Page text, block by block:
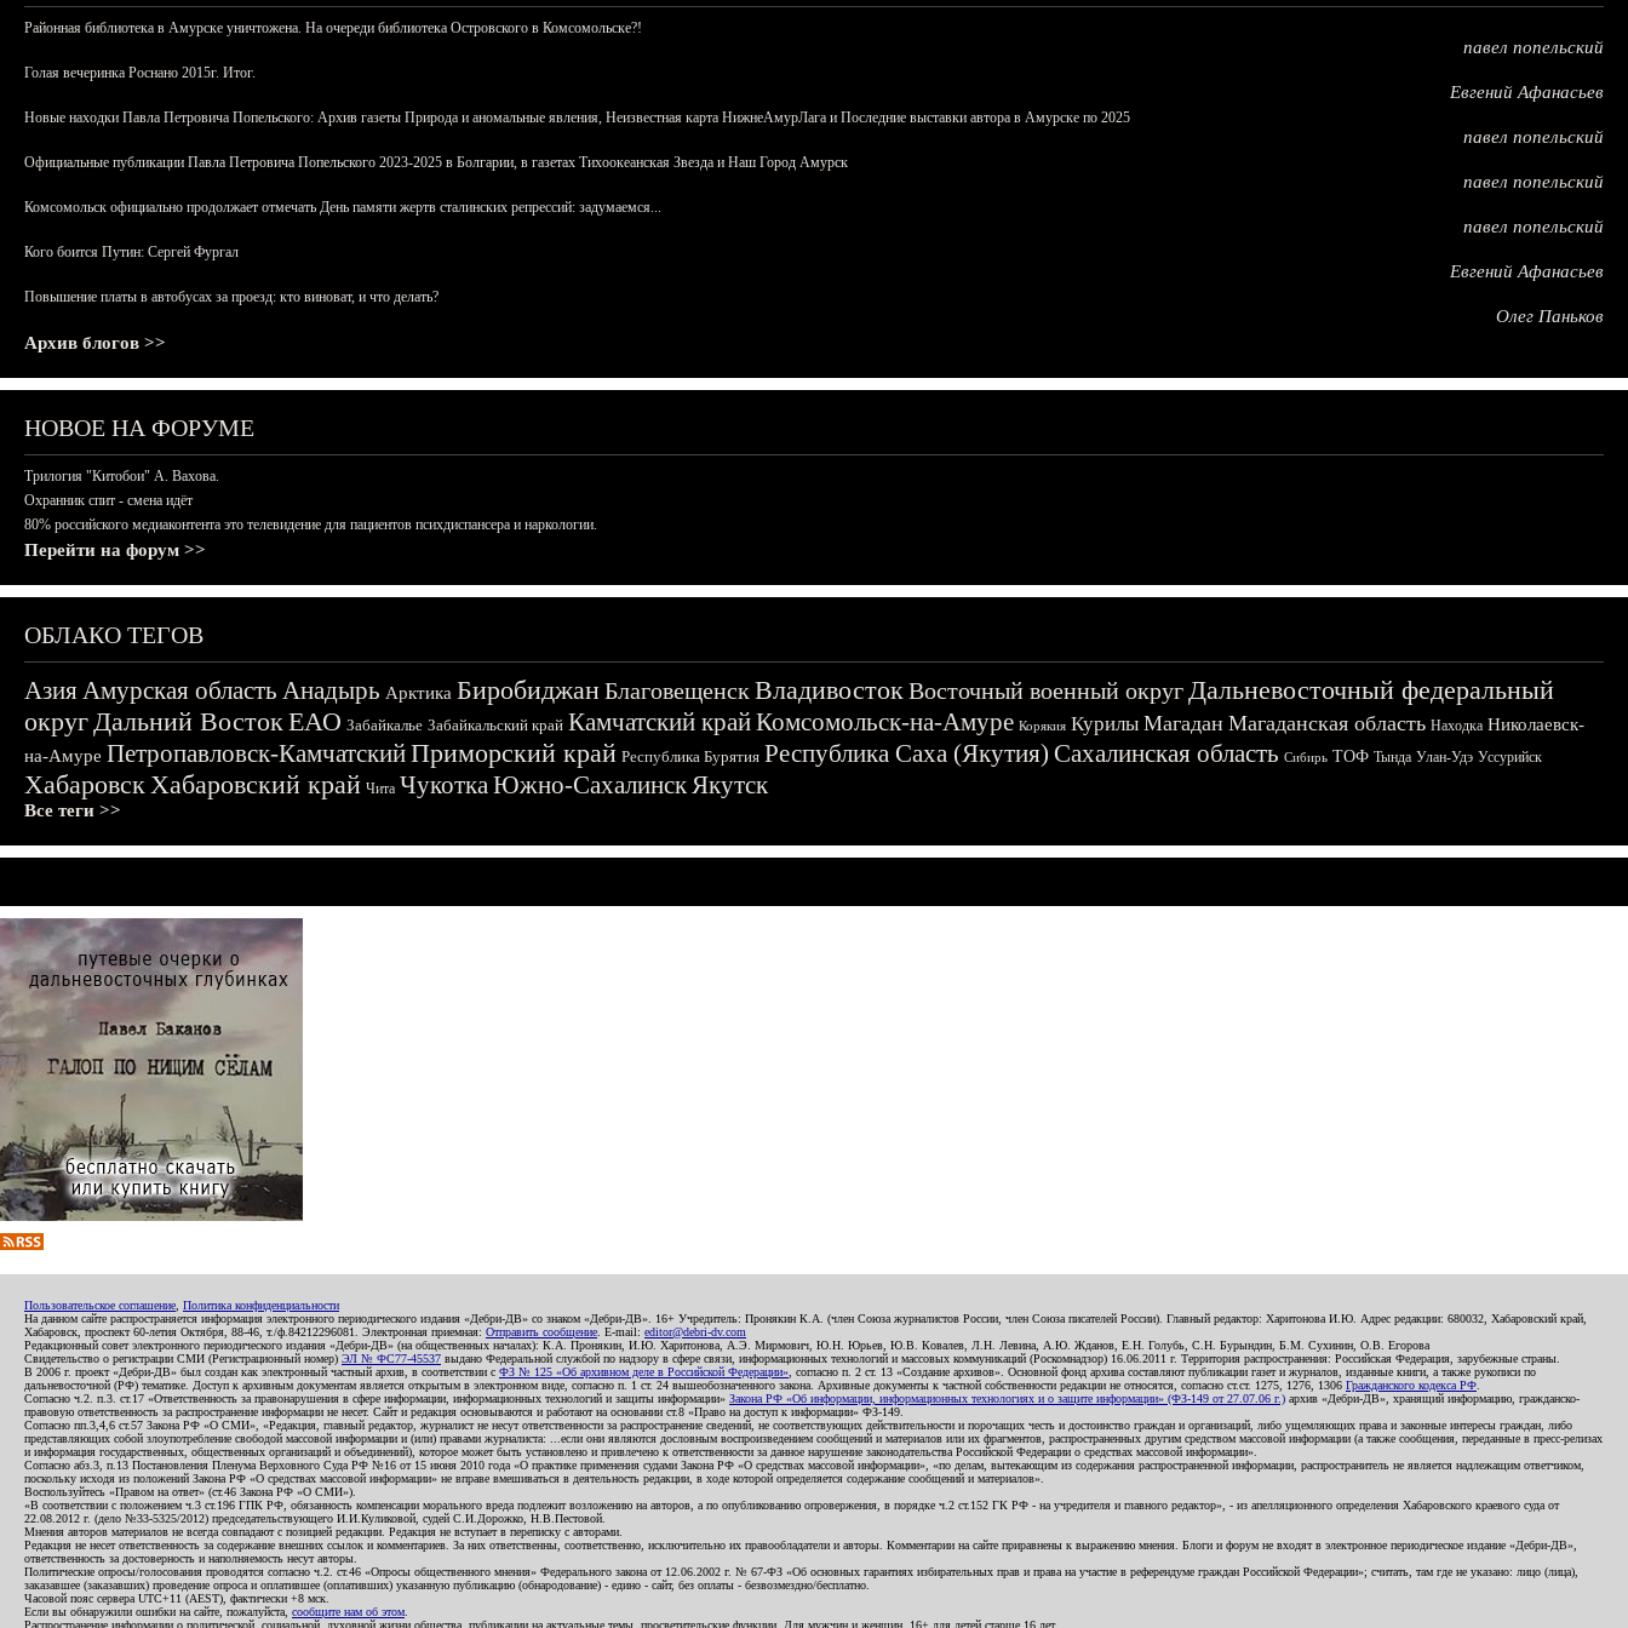
Районная библиотека в Амурске уничтожена. На очереди библиотека Островского в Комсомольске?!
павел попельский
Голая вечеринка Роснано 2015г. Итог.
Евгений Афанасьев
Новые находки Павла Петровича Попельского: Архив газеты Природа и аномальные явления, Неизвестная карта НижнеАмурЛага и Последние выставки автора в Амурске по 2025
павел попельский
Официальные публикации Павла Петровича Попельского 2023-2025 в Болгарии, в газетах Тихоокеанская Звезда и Наш Город Амурск
павел попельский
Комсомольск официально продолжает отмечать День памяти жертв сталинских репрессий: задумаемся...
павел попельский
Кого боится Путин: Сергей Фургал
Евгений Афанасьев
Повышение платы в автобусах за проезд: кто виноват, и что делать?
Олег Паньков
Архив блогов >>
НОВОЕ НА ФОРУМЕ
Трилогия "Китобои" А. Вахова.
Охранник спит - смена идёт
80% российского медиаконтента это телевидение для пациентов психдиспансера и наркологии.
Перейти на форум >>
ОБЛАКО ТЕГОВ
АзияАмурская область Анадырь Арктика БиробиджанБлаговещенскВладивостокВосточный военный округДальневосточный федеральный
округДальний ВостокЕАО Забайкалье Забайкальский край Камчатский крайКомсомольск-на-Амуре Корякия Курилы Магадан Магаданская область Находка Николаевск-
на-Амуре Петропавловск-КамчатскийПриморский край Республика Бурятия Республика Саха (Якутия) Сахалинская область Сибирь ТОФ Тында Улан-Удэ Уссурийск
ХабаровскХабаровский край Чита ЧукоткаЮжно-СахалинскЯкутск
Все теги >>
Пользовательское соглашение Политика конфиденциальности
На данном сайте распространяется информация электронного периодического издания «Дебри-ДВ» со знаком «Дебри-ДВ». 16+ Учредитель: Пронякин К.А. (член Союза журналистов России, член Союза писателей России). Главный редактор: Харитонова И.Ю. Адрес редакции: 680032, Хабаровский край,
Хабаровск, проспект 60-летия Октября, 88-46, т./ф.84212296081. Электронная приемная: Отправить сообщение . E-mail: editor@debri-dv.com
Редакционный совет электронного периодического издания «Дебри-ДВ» (на общественных началах): К.А. Пронякин, И.Ю. Харитонова, А.Э. Мирмович, Ю.Н. Юрьев, Ю.В. Ковалев, Л.Н. Левина, А.Ю. Жданов, Е.Н. Голубь, С.Н. Бурындин, Б.М. Сухинин, О.В. Егорова
Свидетельство о регистрации СМИ (Регистрационный номер) ЭЛ № ФС77-45537 выдано Федеральной службой по надзору в сфере связи, информационных технологий и массовых коммуникаций (Роскомнадзор) 16.06.2011 г. Территория распространения: Российская Федерация, зарубежные страны.
В 2006 г. проект «Дебри-ДВ» был создан как электронный частный архив, в соответствии с ФЗ № 125 «Об архивном деле в Российской Федерации» , согласно п. 2 ст. 13 «Создание архивов». Основной фонд архива составляют публикации газет и журналов, изданные книги, а также рукописи по
дальневосточной (РФ) тематике. Доступ к архивным документам является открытым в электронном виде, согласно п. 1 ст. 24 вышеобозначенного закона. Архивные документы к частной собственности редакции не относятся, согласно ст.ст. 1275, 1276, 1306 Гражданского кодекса РФ
Согласно ч.2. п.3. ст.17 «Ответственность за правонарушения в сфере информации, информационных технологий и защиты информации» Закона РФ «Об информации, информационных технологиях и о защите информации» (ФЗ-149 от 27.07.06 г.) архив «Дебри-ДВ», хранящий информацию, гражданско-
правовую ответственность за распространение информации не несет. Сайт и редакция основываются и работают на основании ст.8 «Право на доступ к информации» ФЗ-149.
Согласно пп.3,4,6 ст.57 Закона РФ «О СМИ», «Редакция, главный редактор, журналист не несут ответственности за распространение сведений, не соответствующих действительности и порочащих честь и достоинство граждан и организаций, либо ущемляющих права и законные интересы граждан, либо
представляющих собой злоупотребление свободой массовой информации и (или) правами журналиста: ...если они являются дословным воспроизведением сообщений и материалов или их фрагментов, распространенных другим средством массовой информации (а также сообщения, переданные в пресс-релизах
и информация государственных, общественных организаций и объединений), которое может быть установлено и привлечено к ответственности за данное нарушение законодательства Российской Федерации о средствах массовой информации».
Согласно абз.3, п.13 Постановления Пленума Верховного Суда РФ №16 от 15 июня 2010 года «О практике применения судами Закона РФ «О средствах массовой информации», «по делам, вытекающим из содержания распространенной информации, распространитель не является надлежащим ответчиком,
поскольку исходя из положений Закона РФ «О средствах массовой информации» не вправе вмешиваться в деятельность редакции, в ходе которой определяется содержание сообщений и материалов».
Воспользуйтесь «Правом на ответ» (ст.46 Закона РФ «О СМИ»).
«В соответствии с положением ч.3 ст.196 ГПК РФ, обязанность компенсации морального вреда подлежит возложению на авторов, а по опубликованию опровержения, в порядке ч.2 ст.152 ГК РФ - на учредителя и главного редактор», - из апелляционного определения Хабаровского краевого суда от
22.08.2012 г. (дело №33-5325/2012) председательствующего И.И.Куликовой, судей С.И.Дорожко, Н.В.Пестовой.
Мнения авторов материалов не всегда совпадают с позицией редакции. Редакция не вступает в переписку с авторами.
Редакция не несет ответственность за содержание внешних ссылок и комментариев. За них ответственны, соответственно, исключительно их правообладатели и авторы. Комментарии на сайте приравнены к выражению мнения. Блоги и форум не входят в электронное периодическое издание «Дебри-ДВ»,
ответственность за достоверность и наполняемость несут авторы.
Политические опросы/голосования проводятся согласно ч.2. ст.46 «Опросы общественного мнения» Федерального закона от 12.06.2002 г. № 67-ФЗ «Об основных гарантиях избирательных прав и права на участие в референдуме граждан Российской Федерации»; считать, там где не указано: лицо (лица),
заказавшее (заказавших) проведение опроса и оплатившее (оплативших) указанную публикацию (обнародование) - едино - сайт, без оплаты - безвозмездно/бесплатно.
Часовой пояс сервера UTC+11 (AEST), фактически +8 мск.
Если вы обнаружили ошибки на сайте, пожалуйста, сообщите нам об этом
Распространение информации о политической, социальной, духовной жизни общества, публикации на актуальные темы, просветительские функции. Для мужчин и женщин. 16+ для детей старше 16 лет.